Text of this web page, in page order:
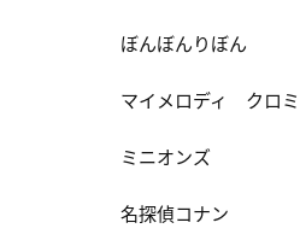
ぼんぼんりぼん
マイメロディ クロミ
ミニオンズ
名探偵コナン